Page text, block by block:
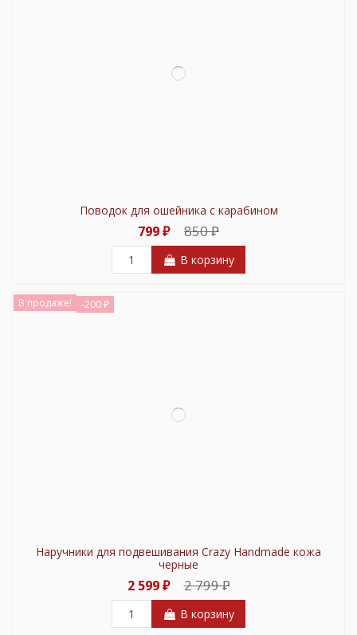
Поводок для ошейника с карабином
799 ₽ 850 ₽
В корзину
В продаже! -200 ₽
Наручники для подвешивания Crazy Handmade кожа
черные
2 599 ₽ 2 799 ₽
В корзину